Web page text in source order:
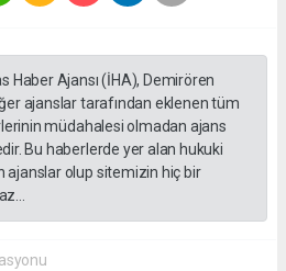
Haber Ajansı (İHA), Demirören
ajanslar tarafından eklenen tüm
müdahalesi olmadan ajans
Bu haberlerde yer alan hukuki
ajanslar olup sitemizin hiç bir